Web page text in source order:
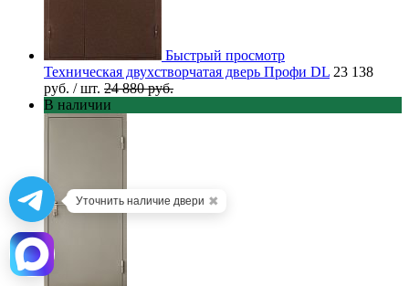
Быстрый просмотр
Техническая двухстворчатая дверь Профи DL 23 138
руб. / шт. 24 880 руб.
В наличии
Уточнить наличие двери ✖